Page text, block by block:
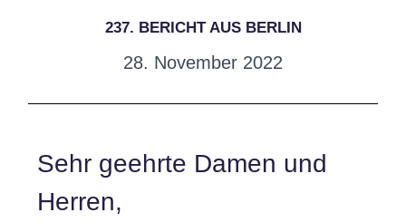
237. BERICHT AUS BERLIN
28. November 2022
Sehr geehrte Damen und
Herren,